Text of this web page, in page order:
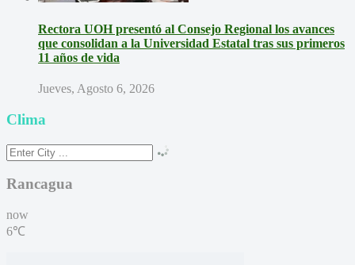
Rectora UOH presentó al Consejo Regional los avances
que consolidan a la Universidad Estatal tras sus primeros
11 años de vida
Jueves, Agosto 6, 2026
Clima
Rancagua
now
6℃